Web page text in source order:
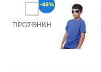
ΠΡΟΣΘΉΚΗ
-45%